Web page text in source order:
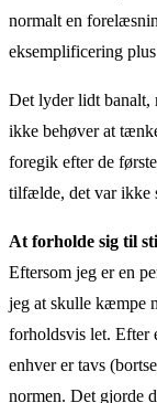
normalt en
eksemplificering
Det lyder lidt banalt,
ikke behøver at
foregik efter de
tilfælde, det var ikke
At forholde sig til
Eftersom jeg er en
jeg at skulle kæmpe
forholdsvis let. Efter
enhver er tavs
normen. Det gjorde